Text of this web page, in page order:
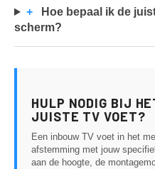
+
Hoe bepaal ik de
scherm?
HULP NODIG BIJ
JUISTE TV VOET?
Een inbouw TV voet in het
afstemming met jouw
aan de hoogte, de